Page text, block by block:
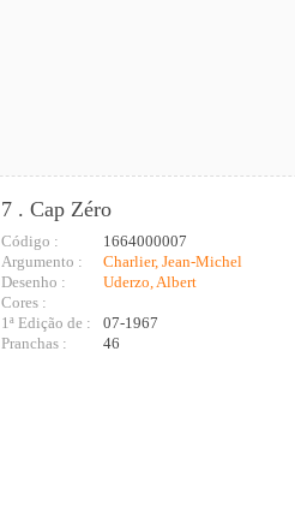
7 . Cap Zéro
Código :
1664000007
Argumento :
Charlier, Jean-Michel
Desenho :
Uderzo, Albert
Cores :
1ª Edição de :
07-1967
Pranchas :
46